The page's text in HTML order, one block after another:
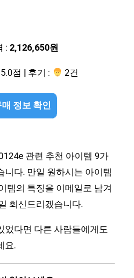
: 2,126,650원
점 | 후기 :
2건
정보 확인
관련 추천 아이템 9가
니다. 만일 원하시는 아이템
템의 특징을 이메일로 남겨
회신드리겠습니다.
었다면 다른 사람들에게도
요.